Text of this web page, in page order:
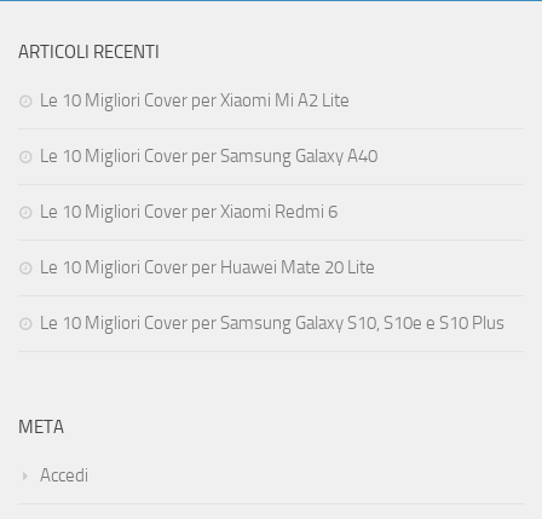
ARTICOLI RECENTI
Le 10 Migliori Cover per Xiaomi Mi A2 Lite
Le 10 Migliori Cover per Samsung Galaxy A40
Le 10 Migliori Cover per Xiaomi Redmi 6
Le 10 Migliori Cover per Huawei Mate 20 Lite
Le 10 Migliori Cover per Samsung Galaxy S10, S10e e S10 Plus
META
Accedi